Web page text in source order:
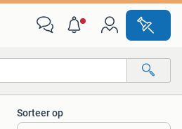
Sorteer op